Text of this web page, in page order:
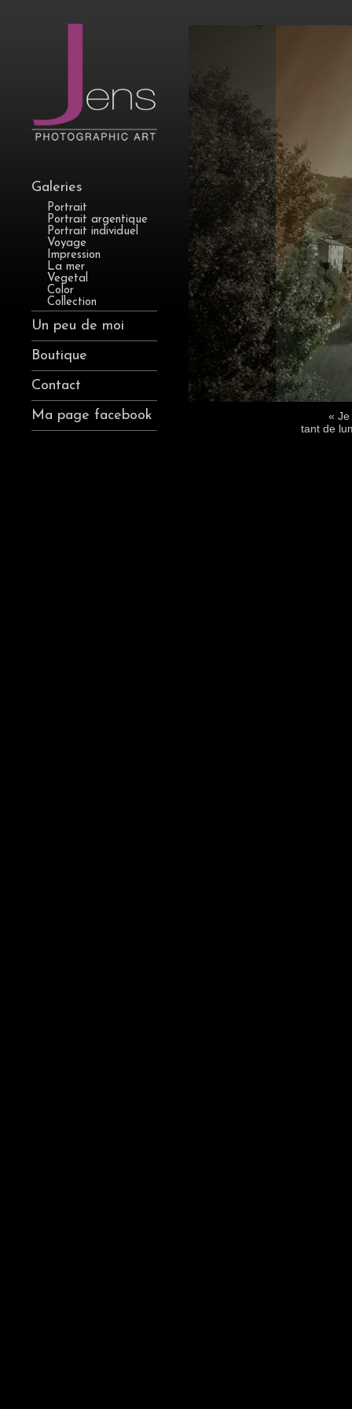
Galeries
Portrait
Portrait argentique
Portrait individuel
Voyage
Impression
La mer
Vegetal
Color
Collection
Un peu de moi
Boutique
Contact
Ma page facebook
« Je
tant de